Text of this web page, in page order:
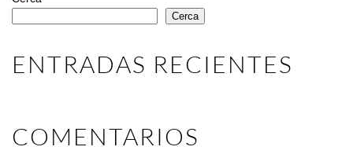
Cerca
ENTRADAS RECIENTES
COMENTARIOS